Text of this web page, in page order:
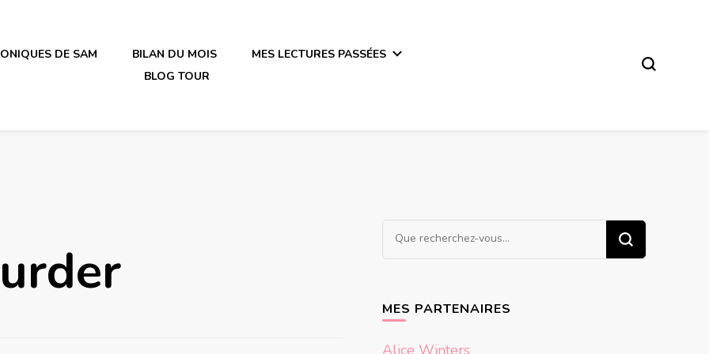
en plastique
DE SAM BILAN DU MOIS
MES LECTURES PASSÉES
BLOG TOUR
Vous
recherchiez
MES PARTENAIRES